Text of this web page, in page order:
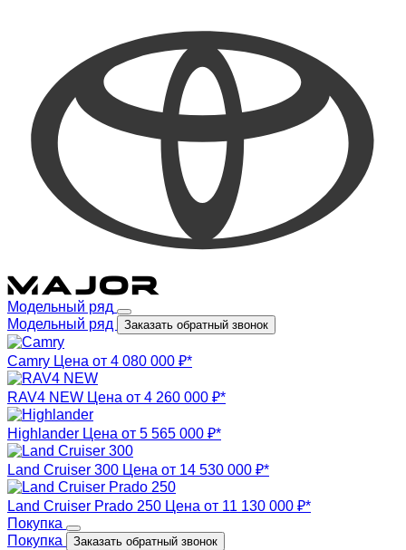
Модельный ряд
Модельный ряд
Заказать обратный звонок
Camry Цена от 4 080 000 ₽*
RAV4 NEW Цена от 4 260 000 ₽*
Highlander Цена от 5 565 000 ₽*
Land Cruiser 300 Цена от 14 530 000 ₽*
Land Cruiser Prado 250 Цена от 11 130 000 ₽*
Покупка
Покупка
Заказать обратный звонок